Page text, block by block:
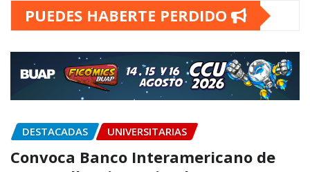
PUEDES HABERTE PERDIDO
DESTACADAS UNIVERSITARIAS
Convoca Banco Interamericano de